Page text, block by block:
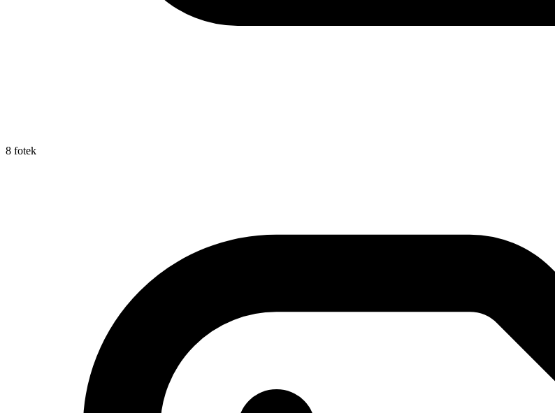
8 fotek